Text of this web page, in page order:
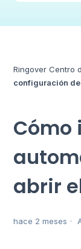
Ringover Centro
configuración
Cómo
abrir
hace 2 meses